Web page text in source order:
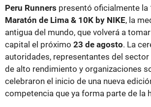
Peru Runners presentó oficialmente la
Maratón de Lima & 10K by NIKE, la
antigua del mundo, que volverá a
capital el próximo 23 de agosto. La
autoridades, representantes del
de alto rendimiento y organizaciones
celebraron el inicio de una nueva
competencia que ya forma parte de la